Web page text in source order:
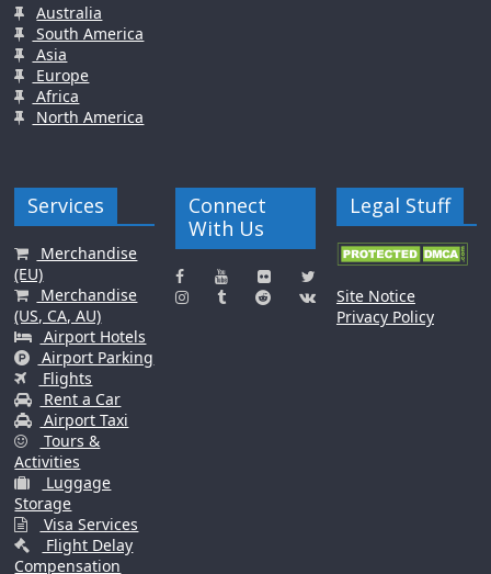
Australia
South America
Asia
Europe
Africa
North America
Services
Merchandise
(EU)
Merchandise
(US, CA, AU)
Airport Hotels
Airport Parking
Flights
Rent a Car
Airport Taxi
Tours &
Activities
Luggage
Storage
Visa Services
Flight Delay
Compensation
Connect
With Us
Legal Stuff
Site Notice
Privacy Policy